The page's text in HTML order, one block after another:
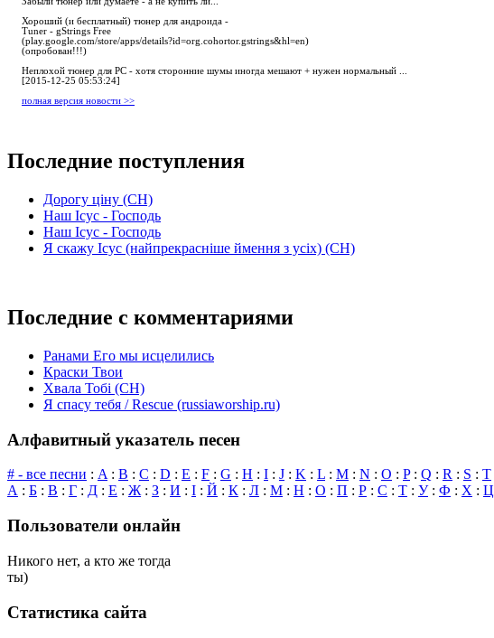
Хороший (и бесплатный) тюнер для андроида -
Tuner - gStrings Free
(play.google.com/store/apps/details?id=org.cohortor.gstrings&hl=en)
(опробован!!!)
Неплохой тюнер для РС - хотя сторонние шумы иногда мешают + нужен нормальный ...
[2015-12-25 05:53:24]
полная версия новости >>
Последние поступления
Дорогу ціну (СН)
Наш Ісус - Господь
Наш Ісус - Господь
Я скажу Ісус (найпрекрасніше ймення з усіх) (СН)
Последние с комментариями
Ранами Его мы исцелились
Краски Твои
Хвала Тобі (СН)
Я спасу тебя / Rescue (russiaworship.ru)
Алфавитный указатель песен
# - все песни : A : B : C : D : E : F : G : H : I : J : K : L : M : N : O : P: Q : R : S : T
А : Б : В : Г : Д : Е : Ж : З : И : І : Й : К : Л : М : Н : О : П : Р : С : Т : У: Ф : Х : Ц
Пользователи онлайн
Никого нет, а кто же тогда
ты)
Статистика сайта